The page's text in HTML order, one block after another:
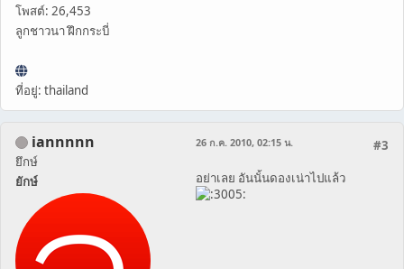
โพสต์: 26,453
ลูกชาวนา ฝึกกระบี่
ที่อยู่: thailand
iannnnn
ยึกษ์
ยักษ์
#3
26 ก.ค. 2010, 02:15 น.
อย่าเลย อันนั้นดองเน่าไปแล้ว